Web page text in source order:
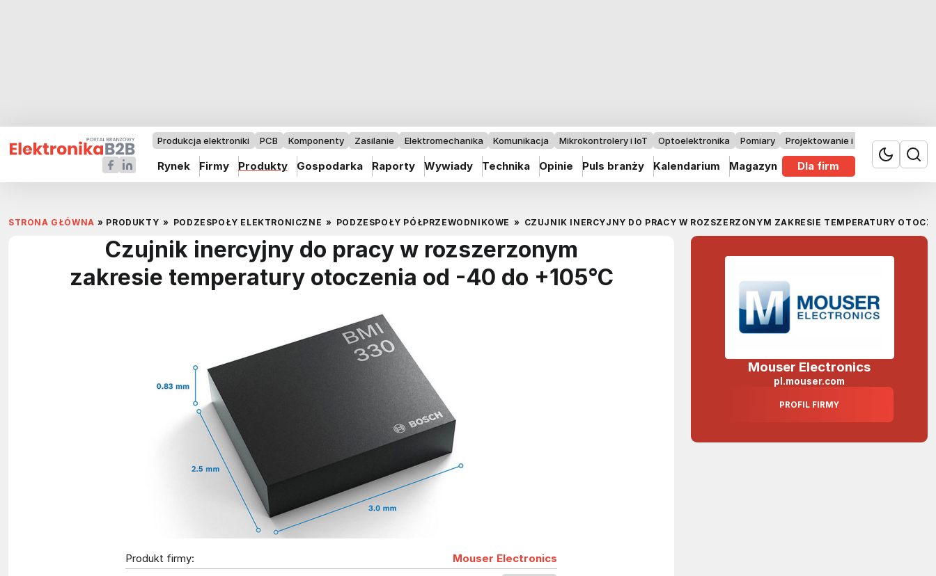
Produkcja elektroniki PCB Komponenty Zasilanie Elektromechanika Komunikacja Mikrokontrolery i IoT Optoelektronika Pomiary Projektowanie i badania
Rynek Firmy Produkty Gospodarka Raporty Wywiady Technika Opinie Puls branży Kalendarium Magazyn Dla firm
STRONA GŁÓWNA » PRODUKTY » PODZESPOŁY ELEKTRONICZNE » PODZESPOŁY PÓŁPRZEWODNIKOWE » CZUJNIK INERCYJNY DO PRACY W ROZSZERZONYM ZAKRESIE TEMPERATURY
Czujnik inercyjny do pracy w rozszerzonym
zakresie temperatury otoczenia od -40 do +105°C
Produkt firmy:
Mouser Electronics
Mouser Electronics
pl.mouser.com
PROFIL FIRMY